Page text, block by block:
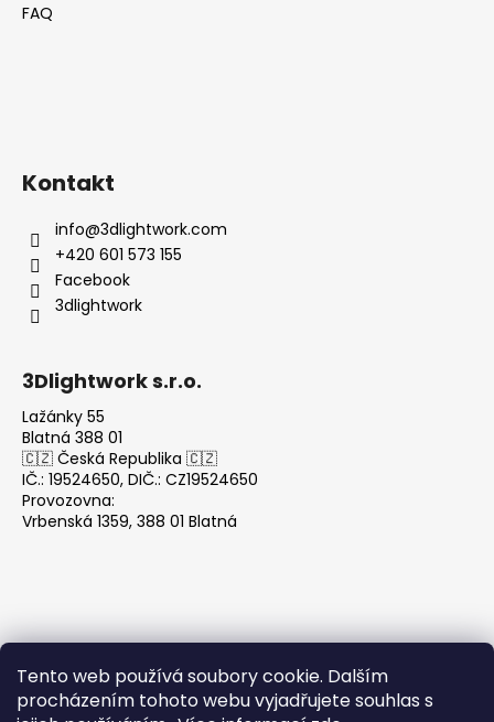
Tento web používá soubory cookie. Dalším
procházením tohoto webu vyjadřujete souhlas s
FAQ
Kontakt
info@3dlightwork.com
+420 601 573 155
Facebook
3dlightwork
3Dlightwork s.r.o.
Lažánky 55
Blatná 388 01
🇨🇿 Česká Republika 🇨🇿
IČ.: 19524650, DIČ.: CZ19524650
Provozovna:
Vrbenská 1359, 388 01 Blatná
Přijímáme online platby